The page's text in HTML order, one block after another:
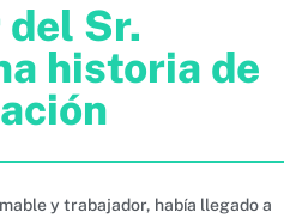
Sr.
historia de
y trabajador, había llegado a